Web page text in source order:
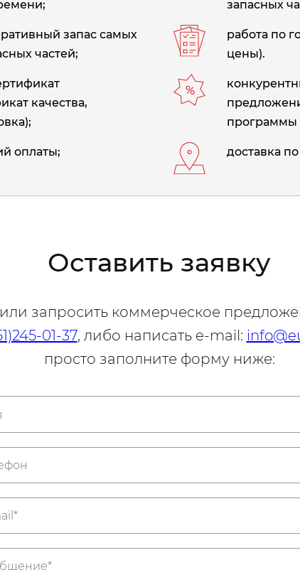
запасных
запас самых
частей;
работа по
цены).
качества,
программы
оплаты; доставка
Оставить заявку
запросить коммерческое
01-37, либо написать e-mail:
просто заполните форму ниже: